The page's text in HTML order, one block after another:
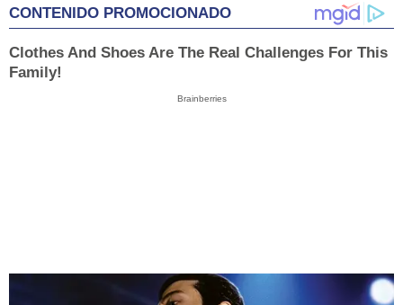
CONTENIDO PROMOCIONADO
Clothes And Shoes Are The Real Challenges For This
Family!
Brainberries